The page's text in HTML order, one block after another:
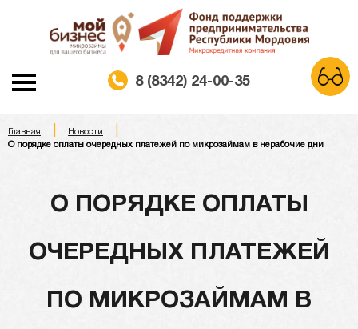
8 (8342) 24-00-35
Шрифт: A A A
Главная Новости
О порядке оплаты очередных платежей по микрозаймам в нерабочие дни
О ПОРЯДКЕ ОПЛАТЫ
ОЧЕРЕДНЫХ ПЛАТЕЖЕЙ
ПО МИКРОЗАЙМАМ В